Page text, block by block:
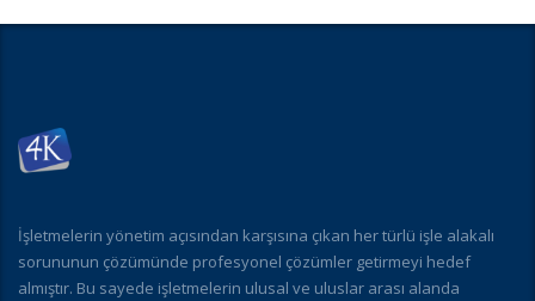
İşletmelerin yönetim açısından karşısına çıkan her türlü işle alakalı
sorununun çözümünde profesyonel çözümler getirmeyi hedef
almıştır. Bu sayede işletmelerin ulusal ve uluslar arası alanda